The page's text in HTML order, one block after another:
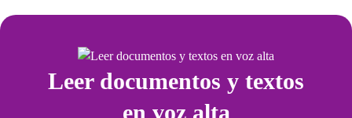
Leer documentos y textos
en voz alta